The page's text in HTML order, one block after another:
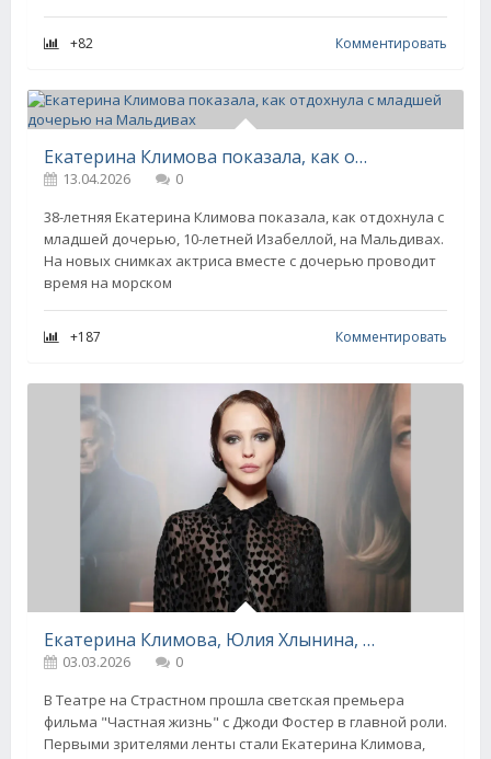
+82 Комментировать
Екатерина Климова показала, как отдохнула с младшей дочерью на Мальдивах
13.04.2026
0
38-летняя Екатерина Климова показала, как отдохнула с
младшей дочерью, 10-летней Изабеллой, на Мальдивах.
На новых снимках актриса вместе с дочерью проводит
время на морском
+187 Комментировать
Екатерина Климова, Юлия Хлынина, Маша Фёдорова, Екатерина Андреева и Елена Малышева посетили премьеру фильма "Частная жизнь"
03.03.2026
0
В Театре на Страстном прошла светская премьера
фильма "Частная жизнь" с Джоди Фостер в главной роли.
Первыми зрителями ленты стали Екатерина Климова,